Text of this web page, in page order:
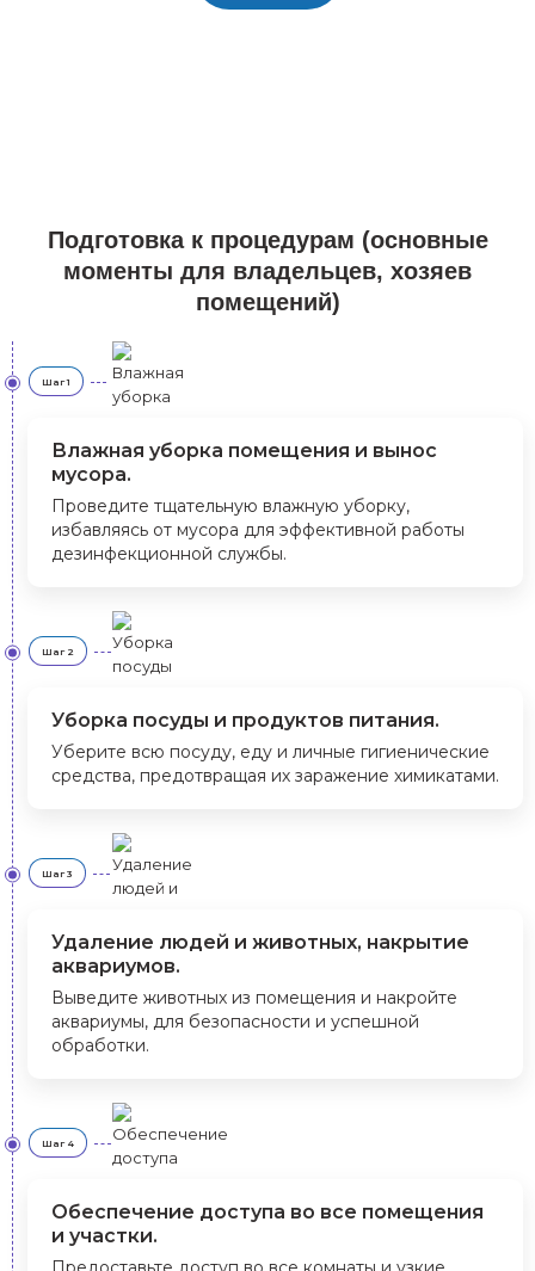
Подготовка к процедурам (основные
моменты для владельцев, хозяев
помещений)
Шаг 1
Влажная уборка помещения и вынос
мусора.
Проведите тщательную влажную уборку,
избавляясь от мусора для эффективной работы
дезинфекционной службы.
Шаг 2
Уборка посуды и продуктов питания.
Уберите всю посуду, еду и личные гигиенические
средства, предотвращая их заражение химикатами.
Шаг 3
Удаление людей и животных, накрытие
аквариумов.
Выведите животных из помещения и накройте
аквариумы, для безопасности и успешной
обработки.
Шаг 4
Обеспечение доступа во все помещения
и участки.